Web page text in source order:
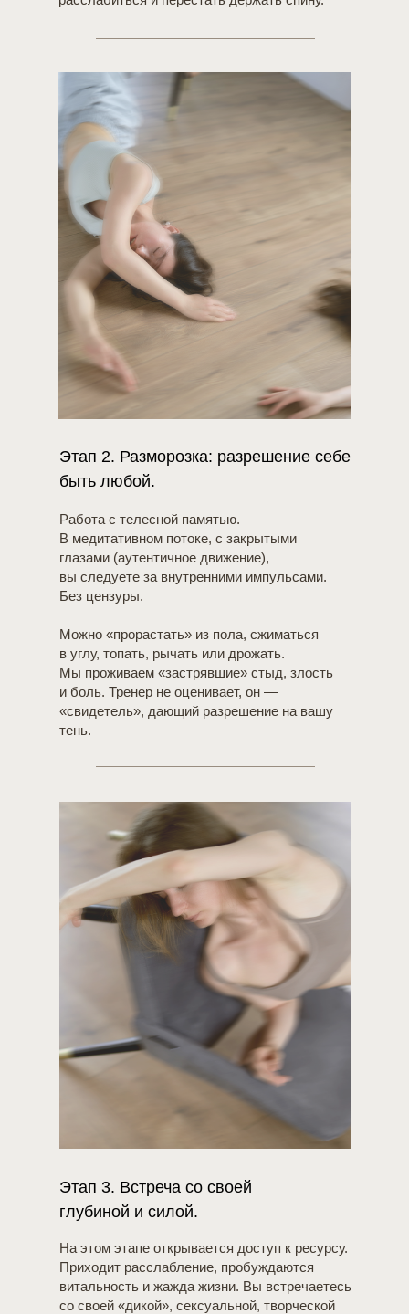
На этом этапе открывается доступ к ресурсу.
Приходит расслабление, пробуждаются
витальность и жажда жизни. Вы встречаетесь
со своей «дикой», сексуальной, творческой
Работа с телесной памятью.
В медитативном потоке, с закрытыми
глазами (аутентичное движение),
вы следуете за внутренними импульсами.
Без цензуры.
Можно «прорастать» из пола, сжиматься
в углу, топать, рычать или дрожать.
Мы проживаем «застрявшие» стыд, злость
и боль. Тренер не оценивает, он —
«свидетель», дающий разрешение на вашу
тень.
Этап 3. Встреча со своей
глубиной и силой.
Этап 2. Разморозка: разрешение себе
быть любой.
чувства:
отношения;
в депрессию;